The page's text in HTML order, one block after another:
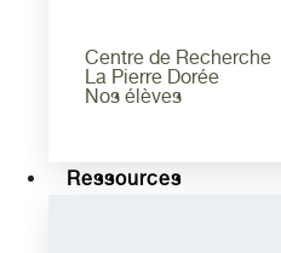
Centre de Recherche
La Pierre Dorée
Nos élèves
Ressources